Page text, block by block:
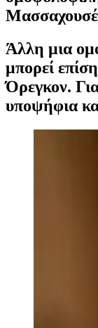
Άλλη μια
μπορεί
Όρεγκον.
υποψήφια